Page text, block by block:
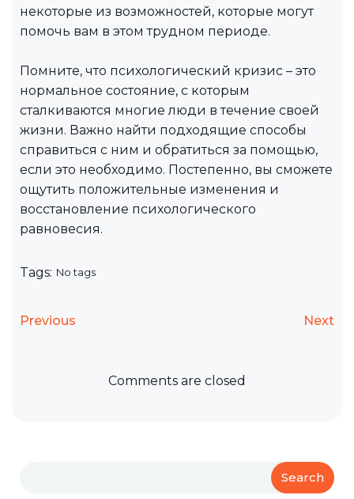
некоторые из возможностей, которые могут
помочь вам в этом трудном периоде.
Помните, что психологический кризис – это
нормальное состояние, с которым
сталкиваются многие люди в течение своей
жизни. Важно найти подходящие способы
справиться с ним и обратиться за помощью,
если это необходимо. Постепенно, вы сможете
ощутить положительные изменения и
восстановление психологического
равновесия.
Tags: No tags
Previous Next
Comments are closed
Search